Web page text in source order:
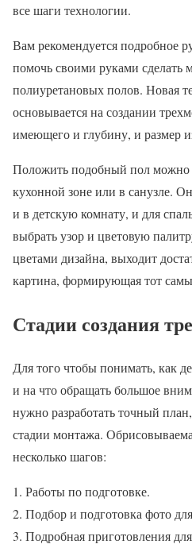
все шаги технологии.
Вам рекомендуется подробное
помочь своими руками сделать
полиуретановых полов. Новая
основывается на создании
имеющего и глубину, и размер
Положить подобный пол можно
кухонной зоне или в санузле.
и в детскую комнату, и для
выбрать узор и цветовую
цветами дизайна, выходит
картина, формирующая тот
Стадии создания
Для того чтобы понимать, как
и на что обращать большое
нужно разработать точный
стадии монтажа.
несколько шагов:
Работы по подготовке.
Подбор и подготовка фото
Подробная приготовления